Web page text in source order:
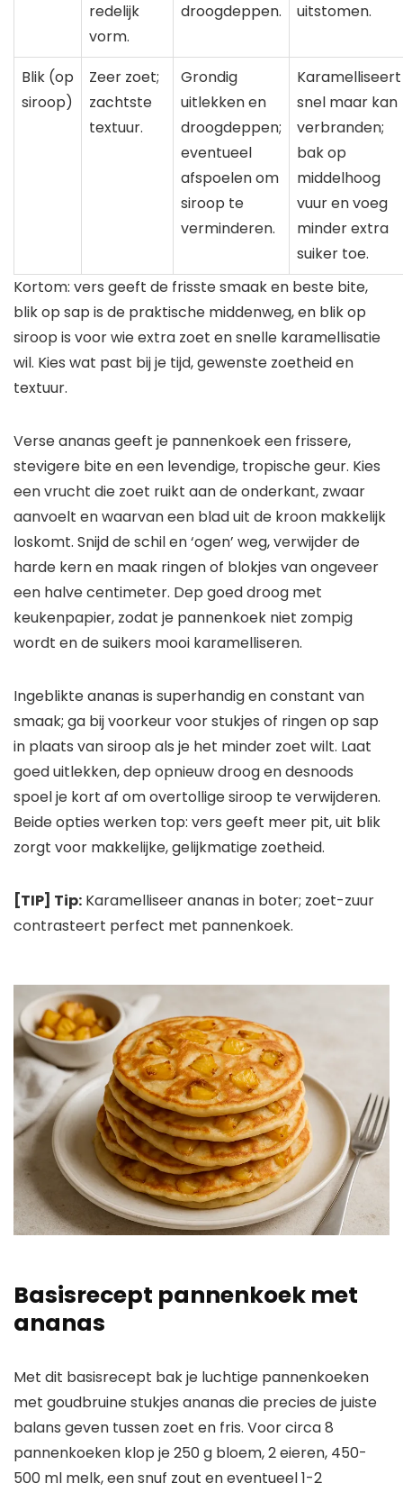
redelijk
vorm.
droogdeppen. uitstomen.
Blik (op
siroop)
Zeer zoet;
zachtste
textuur.
Grondig
uitlekken en
droogdeppen;
eventueel
afspoelen om
siroop te
verminderen.
Karamelliseert
snel maar kan
verbranden;
bak op
middelhoog
vuur en voeg
minder extra
suiker toe.
Kortom: vers geeft de frisste smaak en beste bite,
blik op sap is de praktische middenweg, en blik op
siroop is voor wie extra zoet en snelle karamellisatie
wil. Kies wat past bij je tijd, gewenste zoetheid en
textuur.
Verse ananas geeft je pannenkoek een frissere,
stevigere bite en een levendige, tropische geur. Kies
een vrucht die zoet ruikt aan de onderkant, zwaar
aanvoelt en waarvan een blad uit de kroon makkelijk
loskomt. Snijd de schil en ‘ogen’ weg, verwijder de
harde kern en maak ringen of blokjes van ongeveer
een halve centimeter. Dep goed droog met
keukenpapier, zodat je pannenkoek niet zompig
wordt en de suikers mooi karamelliseren.
Ingeblikte ananas is superhandig en constant van
smaak; ga bij voorkeur voor stukjes of ringen op sap
in plaats van siroop als je het minder zoet wilt. Laat
goed uitlekken, dep opnieuw droog en desnoods
spoel je kort af om overtollige siroop te verwijderen.
Beide opties werken top: vers geeft meer pit, uit blik
zorgt voor makkelijke, gelijkmatige zoetheid.
[TIP] Tip: Karamelliseer ananas in boter; zoet-zuur
contrasteert perfect met pannenkoek.
Basisrecept pannenkoek met
ananas
Met dit basisrecept bak je luchtige pannenkoeken
met goudbruine stukjes ananas die precies de juiste
balans geven tussen zoet en fris. Voor circa 8
pannenkoeken klop je 250 g bloem, 2 eieren, 450-
500 ml melk, een snuf zout en eventueel 1-2